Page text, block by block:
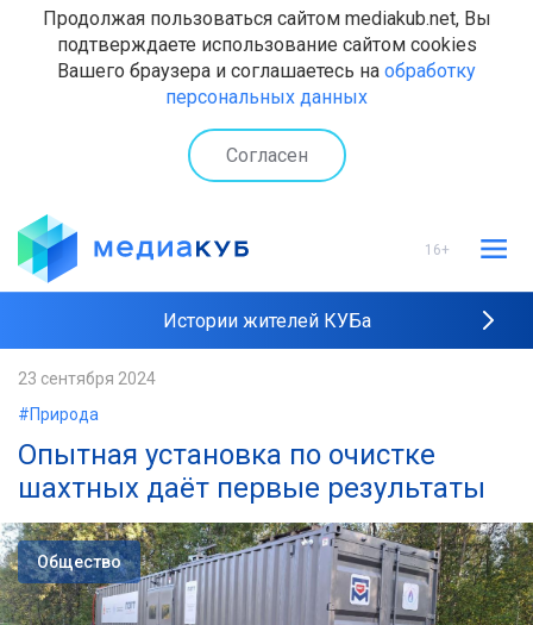
Продолжая пользоваться сайтом mediakub.net, Вы
подтверждаете использование сайтом cookies
Вашего браузера и соглашаетесь на обработку
персональных данных
Согласен
16+
Истории жителей КУБа
23 сентября 2024
#Природа
Опытная установка по очистке
шахтных даёт первые результаты
Общество